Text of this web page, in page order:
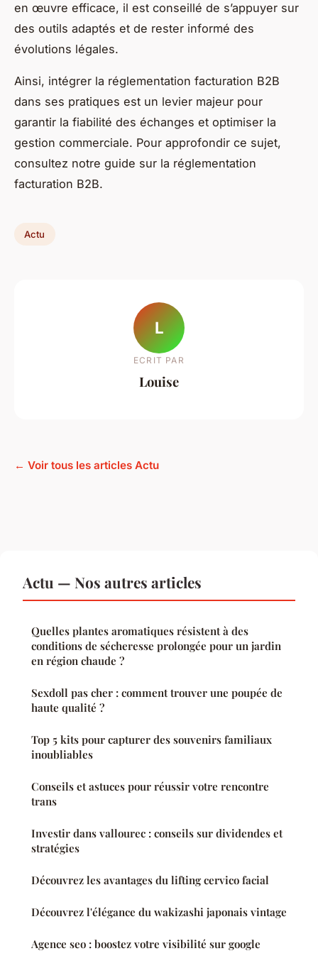
en œuvre efficace, il est conseillé de s’appuyer sur
des outils adaptés et de rester informé des
évolutions légales.
Ainsi, intégrer la réglementation facturation B2B
dans ses pratiques est un levier majeur pour
garantir la fiabilité des échanges et optimiser la
gestion commerciale. Pour approfondir ce sujet,
consultez notre guide sur la réglementation
facturation B2B.
Actu
L
ECRIT PAR
Louise
← Voir tous les articles Actu
Actu — Nos autres articles
Quelles plantes aromatiques résistent à des
conditions de sécheresse prolongée pour un jardin
en région chaude ?
Sexdoll pas cher : comment trouver une poupée de
haute qualité ?
Top 5 kits pour capturer des souvenirs familiaux
inoubliables
Conseils et astuces pour réussir votre rencontre
trans
Investir dans vallourec : conseils sur dividendes et
stratégies
Découvrez les avantages du lifting cervico facial
Découvrez l'élégance du wakizashi japonais vintage
Agence seo : boostez votre visibilité sur google